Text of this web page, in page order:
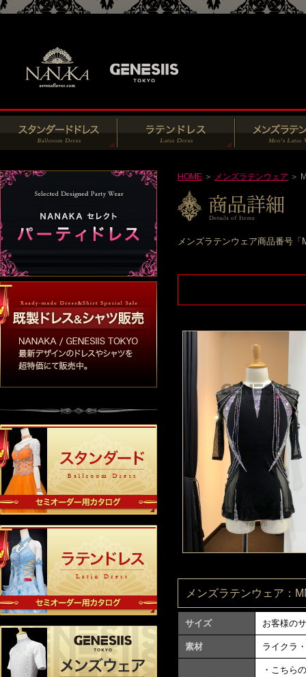
HOME ＞ メンズラテンウェア ＞
メンズラテンウェア商品番号
メンズラテンウェア：
サイズ お客様の
素材 ライクラ
・こちら